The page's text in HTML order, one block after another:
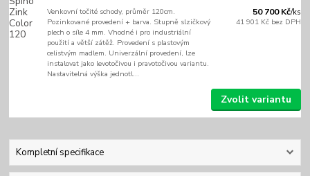
Venkovní točité schody, průměr 120cm.
Pozinkované provedení + barva. Stupně slzičkový
plech o síle 4 mm. Vhodné i pro industriální
použití a větší zátěž. Provedení s plastovým
celistvým madlem. Univerzální provedení, lze
instalovat jako levotočivou i pravotočivou variantu.
Nastavitelná výška jednotl...
50 700 Kč/ks
41 901 Kč bez DPH
Zvolit variantu
Kompletní specifikace